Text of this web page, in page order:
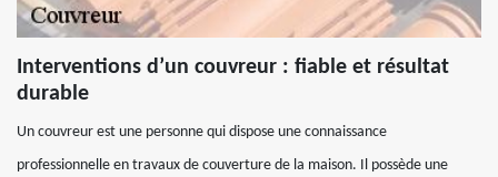
Interventions d’un couvreur : fiable et résultat
durable
Un couvreur est une personne qui dispose une connaissance
professionnelle en travaux de couverture de la maison. Il possède une